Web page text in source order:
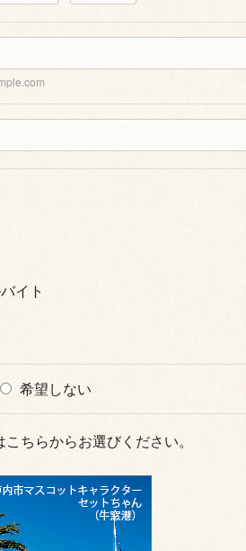
イト
希望しない
ちらからお選びください。